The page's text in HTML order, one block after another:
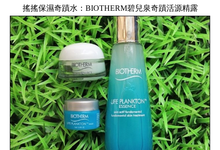
搖搖保濕奇蹟水： BIOTHERM碧兒泉奇蹟活源精露